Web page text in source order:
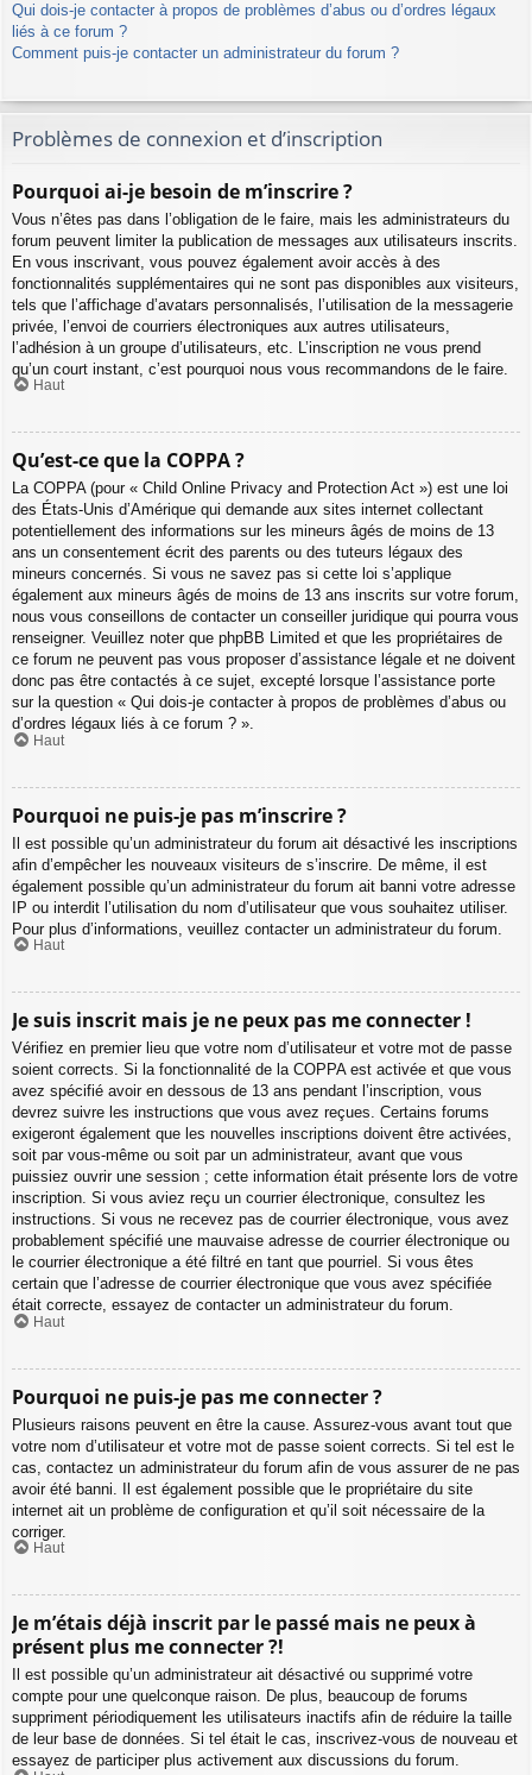
Qui dois-je contacter à propos de problèmes d’abus ou d’ordres légaux
liés à ce forum ?
Comment puis-je contacter un administrateur du forum ?
Problèmes de connexion et d’inscription
Pourquoi ai-je besoin de m’inscrire ?
Vous n’êtes pas dans l’obligation de le faire, mais les administrateurs du
forum peuvent limiter la publication de messages aux utilisateurs inscrits.
En vous inscrivant, vous pouvez également avoir accès à des
fonctionnalités supplémentaires qui ne sont pas disponibles aux visiteurs,
tels que l’affichage d’avatars personnalisés, l’utilisation de la messagerie
privée, l’envoi de courriers électroniques aux autres utilisateurs,
l’adhésion à un groupe d’utilisateurs, etc. L’inscription ne vous prend
qu’un court instant, c’est pourquoi nous vous recommandons de le faire.
Haut
Qu’est-ce que la COPPA ?
La COPPA (pour « Child Online Privacy and Protection Act ») est une loi
des États-Unis d’Amérique qui demande aux sites internet collectant
potentiellement des informations sur les mineurs âgés de moins de 13
ans un consentement écrit des parents ou des tuteurs légaux des
mineurs concernés. Si vous ne savez pas si cette loi s’applique
également aux mineurs âgés de moins de 13 ans inscrits sur votre forum,
nous vous conseillons de contacter un conseiller juridique qui pourra vous
renseigner. Veuillez noter que phpBB Limited et que les propriétaires de
ce forum ne peuvent pas vous proposer d’assistance légale et ne doivent
donc pas être contactés à ce sujet, excepté lorsque l’assistance porte
sur la question « Qui dois-je contacter à propos de problèmes d’abus ou
d’ordres légaux liés à ce forum ? ».
Haut
Pourquoi ne puis-je pas m’inscrire ?
Il est possible qu’un administrateur du forum ait désactivé les inscriptions
afin d’empêcher les nouveaux visiteurs de s’inscrire. De même, il est
également possible qu’un administrateur du forum ait banni votre adresse
IP ou interdit l’utilisation du nom d’utilisateur que vous souhaitez utiliser.
Pour plus d’informations, veuillez contacter un administrateur du forum.
Haut
Je suis inscrit mais je ne peux pas me connecter !
Vérifiez en premier lieu que votre nom d’utilisateur et votre mot de passe
soient corrects. Si la fonctionnalité de la COPPA est activée et que vous
avez spécifié avoir en dessous de 13 ans pendant l’inscription, vous
devrez suivre les instructions que vous avez reçues. Certains forums
exigeront également que les nouvelles inscriptions doivent être activées,
soit par vous-même ou soit par un administrateur, avant que vous
puissiez ouvrir une session ; cette information était présente lors de votre
inscription. Si vous aviez reçu un courrier électronique, consultez les
instructions. Si vous ne recevez pas de courrier électronique, vous avez
probablement spécifié une mauvaise adresse de courrier électronique ou
le courrier électronique a été filtré en tant que pourriel. Si vous êtes
certain que l’adresse de courrier électronique que vous avez spécifiée
était correcte, essayez de contacter un administrateur du forum.
Haut
Pourquoi ne puis-je pas me connecter ?
Plusieurs raisons peuvent en être la cause. Assurez-vous avant tout que
votre nom d’utilisateur et votre mot de passe soient corrects. Si tel est le
cas, contactez un administrateur du forum afin de vous assurer de ne pas
avoir été banni. Il est également possible que le propriétaire du site
internet ait un problème de configuration et qu’il soit nécessaire de la
corriger.
Haut
Je m’étais déjà inscrit par le passé mais ne peux à
présent plus me connecter ?!
Il est possible qu’un administrateur ait désactivé ou supprimé votre
compte pour une quelconque raison. De plus, beaucoup de forums
suppriment périodiquement les utilisateurs inactifs afin de réduire la taille
de leur base de données. Si tel était le cas, inscrivez-vous de nouveau et
essayez de participer plus activement aux discussions du forum.